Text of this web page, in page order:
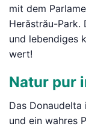
mit dem
Herăstrău-Park.
und lebendiges
wert!
Natur pur
Das
und ein wahres